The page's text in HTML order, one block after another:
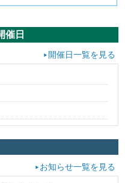
お知らせ一覧を見る
催日
開催日一覧を見る